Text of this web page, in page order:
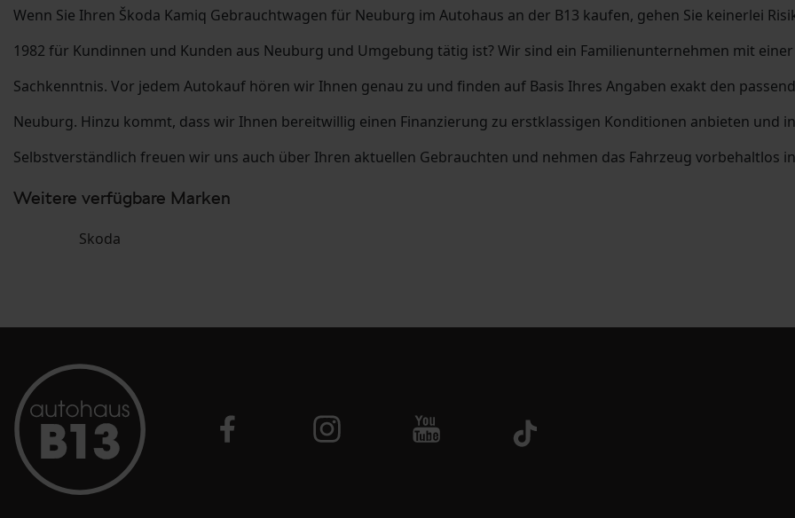
Wenn Sie Ihren Škoda Kamiq Gebrauchtwagen für Neuburg im Autohaus an der B13 kaufen, gehen Sie keinerlei
1982 für Kundinnen und Kunden aus Neuburg und Umgebung tätig ist? Wir sind ein Familienunternehmen mit
Sachkenntnis. Vor jedem Autokauf hören wir Ihnen genau zu und finden auf Basis Ihres Angaben exakt den
Neuburg. Hinzu kommt, dass wir Ihnen bereitwillig einen Finanzierung zu erstklassigen Konditionen anbieten und
Selbstverständlich freuen wir uns auch über Ihren aktuellen Gebrauchten und nehmen das Fahrzeug vorbehaltlos
Weitere verfügbare Marken
Skoda